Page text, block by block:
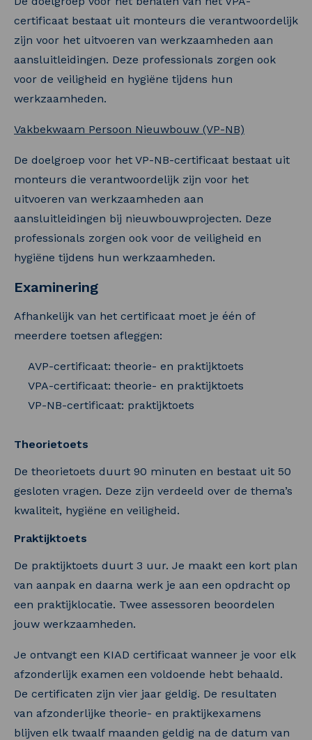
certificaat bestaat uit monteurs die verantwoordelijk
zijn voor het uitvoeren van werkzaamheden aan
aansluitleidingen. Deze professionals zorgen ook
voor de veiligheid en hygiëne tijdens hun
werkzaamheden.
Vakbekwaam Persoon Nieuwbouw (VP-NB)
De doelgroep voor het VP-NB-certificaat bestaat uit
monteurs die verantwoordelijk zijn voor het
uitvoeren van werkzaamheden aan
aansluitleidingen bij nieuwbouwprojecten. Deze
professionals zorgen ook voor de veiligheid en
hygiëne tijdens hun werkzaamheden.
Examinering
Afhankelijk van het certificaat moet je één of
meerdere toetsen afleggen:
AVP-certificaat: theorie- en praktijktoets
VPA-certificaat: theorie- en praktijktoets
VP-NB-certificaat: praktijktoets
Theorietoets
De theorietoets duurt 90 minuten en bestaat uit 50
gesloten vragen. Deze zijn verdeeld over de thema’s
kwaliteit, hygiëne en veiligheid.
Praktijktoets
De praktijktoets duurt 3 uur. Je maakt een kort plan
van aanpak en daarna werk je aan een opdracht op
een praktijklocatie. Twee assessoren beoordelen
jouw werkzaamheden.
Je ontvangt een KIAD certificaat wanneer je voor elk
afzonderlijk examen een voldoende hebt behaald.
De certificaten zijn vier jaar geldig. De resultaten
van afzonderlijke theorie- en praktijkexamens
blijven elk twaalf maanden geldig na de datum van